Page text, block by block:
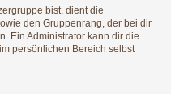
bist, dient die
den Gruppenrang, der bei dir
Ein Administrator kann dir die
persönlichen Bereich selbst